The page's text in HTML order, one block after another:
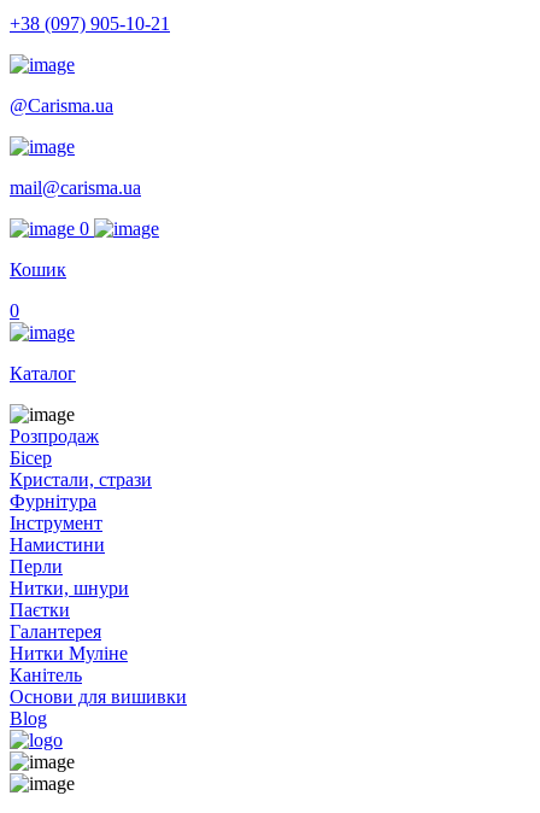
+38 (097) 905-10-21
@Carisma.ua
mail@carisma.ua
0
Кошик
0
Каталог
Розпродаж
Бісер
Кристали, стрази
Фурнітура
Інструмент
Намистини
Перли
Нитки, шнури
Паєтки
Галантерея
Нитки Муліне
Канітель
Основи для вишивки
Blog